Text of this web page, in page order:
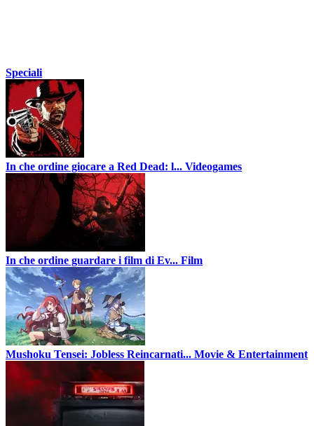
Speciali
In che ordine giocare a Red Dead: l... Videogames
In che ordine guardare i film di Ev... Film
Mushoku Tensei: Jobless Reincarnati... Movie & Entertainment